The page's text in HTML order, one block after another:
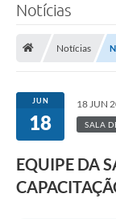
Notícias
Notícias
JUN
18
18 JUN
SALA
EQUIPE DA